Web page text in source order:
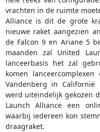
vrachten in de ruimte
Alliance is dit de grote
nieuwe raket aangezien
de Falcon 9 en Ariane 5
maanden zal United
lanceerbasis het zal
komen
Vandenberg in
werd uiteindelijk gekozen
Launch Alliance een
waarbij iedereen kon
draagraket.